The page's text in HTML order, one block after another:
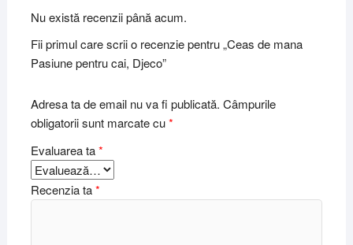
Nu există recenzii până acum.
Fii primul care scrii o recenzie pentru „Ceas de mana
Pasiune pentru cai, Djeco”
Adresa ta de email nu va fi publicată. Câmpurile
obligatorii sunt marcate cu*
Evaluarea ta*
Recenzia ta*